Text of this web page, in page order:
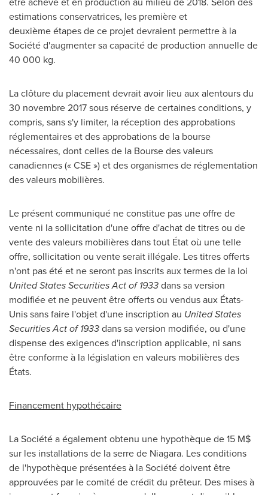
estimations conservatrices, les première et
deuxième étapes de ce projet devraient permettre à la
Société d'augmenter sa capacité de production annuelle de
40 000 kg.
La clôture du placement devrait avoir lieu aux alentours du
30 novembre 2017 sous réserve de certaines conditions, y
compris, sans s'y limiter, la réception des approbations
réglementaires et des approbations de la bourse
nécessaires, dont celles de la Bourse des valeurs
canadiennes (« CSE ») et des organismes de réglementation
des valeurs mobilières.
Le présent communiqué ne constitue pas une offre de
vente ni la sollicitation d'une offre d'achat de titres ou de
vente des valeurs mobilières dans tout État où une telle
offre, sollicitation ou vente serait illégale. Les titres offerts
n'ont pas été et ne seront pas inscrits aux termes de la loi
United States Securities Act of 1933dans sa version
modifiée et ne peuvent être offerts ou vendus aux États-
Unis sans faire l'objet d'une inscription au United States
Securities Act of 1933dans sa version modifiée, ou d'une
dispense des exigences d'inscription applicable, ni sans
être conforme à la législation en valeurs mobilières des
États.
Financement hypothécaire
La Société a également obtenu une hypothèque de 15 M$
sur les installations de la serre de Niagara. Les conditions
de l'hypothèque présentées à la Société doivent être
approuvées par le comité de crédit du prêteur. Des mises à